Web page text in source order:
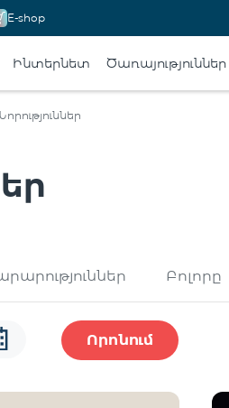
E-shop
Ինտերնետ Ծառայություններ
Բոլորը
Որոնում